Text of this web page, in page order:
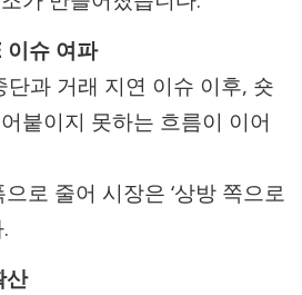
이슈 여파
단과 거래 지연 이슈 이후, 숏
붙이지 못하는 흐름이 이어
로 줄어 시장은 ‘상방 쪽으로
산